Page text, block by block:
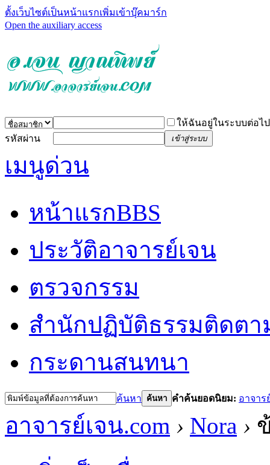
ตั้งเว็บไซต์เป็นหน้าแรกเพิ่มเข้าบุ๊คมาร์ก
Open the auxiliary access
ให้ฉันอยู่ในระบบต่อไป
รหัสผ่าน
เข้าสู่ระบบ
เมนูด่วน
หน้าแรกBBS
ประวัติอาจารย์เจน
ตรวจกรรม
สำนักปฏิบัติธรรมติดต
กระดานสนทนา
ค้นหา ค้นหา คำค้นยอดนิยม: อาจาร
อาจารย์เจน.com › Nora ›